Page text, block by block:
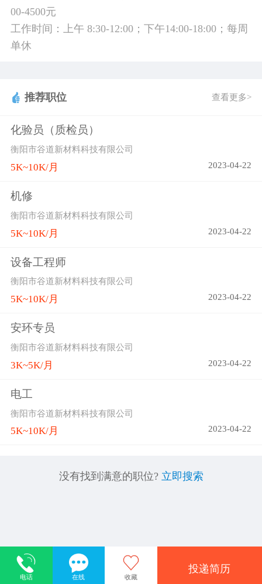
00-4500元
工作时间：上午 8:30-12:00；下午14:00-18:00；每周
单休
推荐职位 查看更多>
化验员（质检员）
衡阳市谷道新材料科技有限公司
5K~10K/月 2023-04-22
机修
衡阳市谷道新材料科技有限公司
5K~10K/月 2023-04-22
设备工程师
衡阳市谷道新材料科技有限公司
5K~10K/月 2023-04-22
安环专员
衡阳市谷道新材料科技有限公司
3K~5K/月 2023-04-22
电工
衡阳市谷道新材料科技有限公司
5K~10K/月 2023-04-22
没有找到满意的职位? 立即搜索
电话 在线 收藏
投递简历